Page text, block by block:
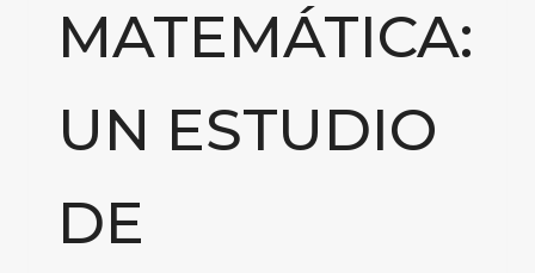
MATEMÁTICA:
UN ESTUDIO
DE